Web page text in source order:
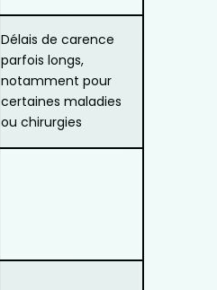
Délais de carence
parfois longs,
notamment pour
certaines maladies
ou chirurgies